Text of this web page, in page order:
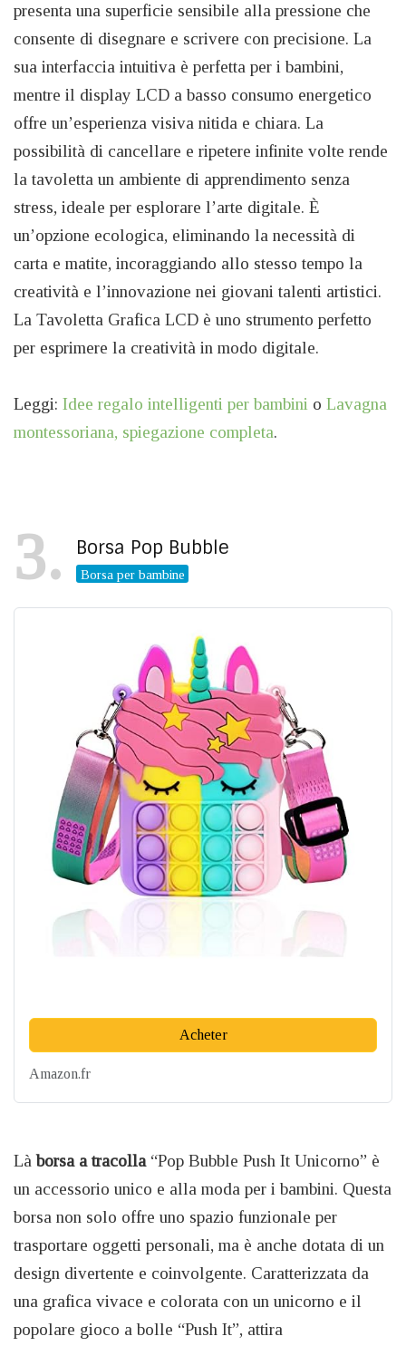
presenta una superficie sensibile alla pressione che
consente di disegnare e scrivere con precisione. La
sua interfaccia intuitiva è perfetta per i bambini,
mentre il display LCD a basso consumo energetico
offre un’esperienza visiva nitida e chiara. La
possibilità di cancellare e ripetere infinite volte rende
la tavoletta un ambiente di apprendimento senza
stress, ideale per esplorare l’arte digitale. È
un’opzione ecologica, eliminando la necessità di
carta e matite, incoraggiando allo stesso tempo la
creatività e l’innovazione nei giovani talenti artistici.
La Tavoletta Grafica LCD è uno strumento perfetto
per esprimere la creatività in modo digitale.
Leggi: Idee regalo intelligenti per bambini o Lavagna
montessoriana, spiegazione completa.
3 Borsa Pop Bubble
Borsa per bambine
Acheter
Amazon.fr
Làborsa a tracolla “Pop Bubble Push It Unicorno” è
un accessorio unico e alla moda per i bambini. Questa
borsa non solo offre uno spazio funzionale per
trasportare oggetti personali, ma è anche dotata di un
design divertente e coinvolgente. Caratterizzata da
una grafica vivace e colorata con un unicorno e il
popolare gioco a bolle “Push It”, attira